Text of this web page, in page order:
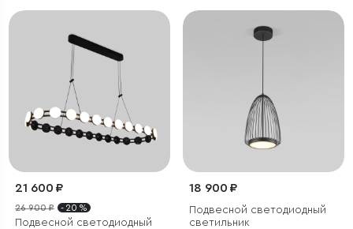
21 600 ₽
26 900 ₽ - 20 %
Подвесной светодиодный
18 900 ₽
Подвесной светодиодный
светильник